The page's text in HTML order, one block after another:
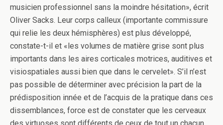
musicien professionnel sans la moindre hésitation», écrit
Oliver Sacks. Leur corps calleux (importante commissure
qui relie les deux hémisphères) est plus développé,
constate-t-il et «les volumes de matière grise sont plus
importants dans les aires corticales motrices, auditives et
visiospatiales aussi bien que dans le cervelet». S’il n’est
pas possible de déterminer avec précision la part de la
prédisposition innée et de l’acquis de la pratique dans ces
dissemblances, force est de constater que les cerveaux